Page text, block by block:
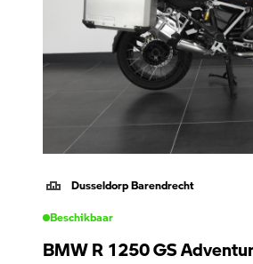
Dusseldorp Barendrecht
Beschikbaar
BMW R 1250 GS